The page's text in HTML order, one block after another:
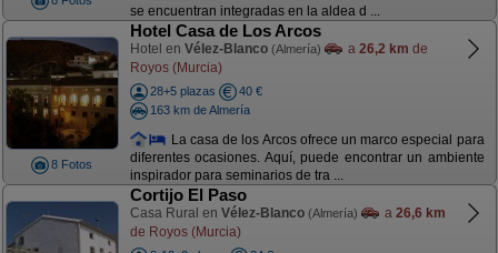
se encuentran integradas en la aldea d ...
8 Fotos
Hotel Casa de Los Arcos
Hotel en Vélez-Blanco (Almería) a 26,2 km de
Royos (Murcia)
28+5 plazas
40 €
163 km de Almería
La casa de los Arcos ofrece un marco especial para
diferentes ocasiones. Aquí, puede encontrar un ambiente
inspirador para seminarios de tra ...
Cortijo El Paso
Casa Rural en Vélez-Blanco (Almería) a 26,6 km
de Royos (Murcia)